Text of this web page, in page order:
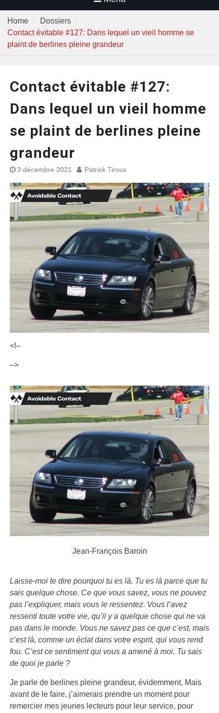
Home
Dossiers
Contact évitable #127: Dans lequel un vieil homme se
plaint de berlines pleine grandeur
Contact évitable #127:
Dans lequel un vieil homme
se plaint de berlines pleine
grandeur
3 décembre 2021 Patrick Tiroux
<!–
–>
Jean-François Baroin
Laisse-moi te dire pourquoi tu es là. Tu es là parce que tu
sais quelque chose. Ce que vous savez, vous ne pouvez
pas l’expliquer, mais vous le ressentez. Vous l’avez
ressenti toute votre vie, qu’il y a quelque chose qui ne va
pas dans le monde. Vous ne savez pas ce que c’est, mais
c’est là, comme un éclat dans votre esprit, qui vous rend
fou. C’est ce sentiment qui vous a amené à moi. Tu sais
de quoi je parle ?
Je parle de berlines pleine grandeur, évidemment. Mais
avant de le faire, j’aimerais prendre un moment pour
remercier mes jeunes lecteurs pour leur service, pour